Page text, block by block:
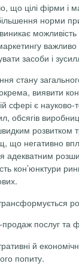
що цілі фірми і
норми
важливо
засоби і
стану
виявити
сфері є науково-
обсягів
розвитком
що негативно
адекватним
кон’юнктури
послуг та
й
попиту.